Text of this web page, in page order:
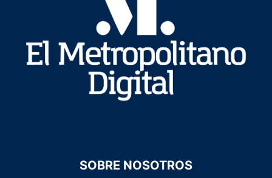
SOBRE NOSOTROS